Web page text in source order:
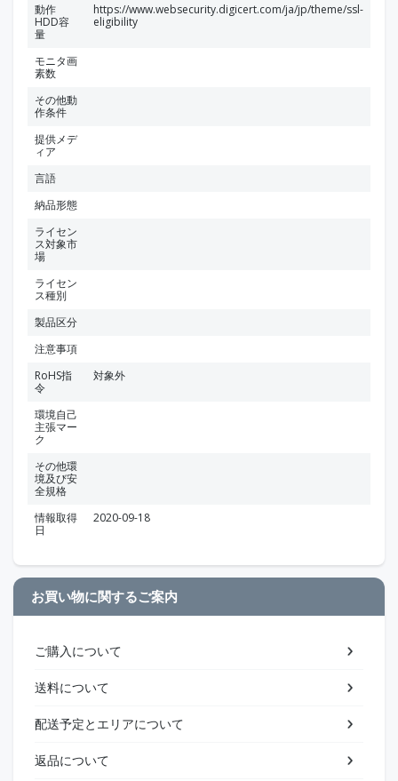
動作
HDD容
量
https://www.websecurity.digicert.com/ja/jp/theme/ssl-
eligibility
モニタ画
素数
その他動
作条件
提供メデ
ィア
言語
納品形態
ライセン
ス対象市
場
ライセン
ス種別
製品区分
注意事項
RoHS指
令
対象外
環境自己
主張マー
ク
その他環
境及び安
全規格
情報取得
日
2020-09-18
お買い物に関するご案内
ご購入について
送料について
配送予定とエリアについて
返品について